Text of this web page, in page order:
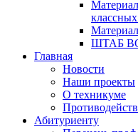
ШТАБ
Главная
Новости
Наши проекты
О техникуме
Абитуриенту